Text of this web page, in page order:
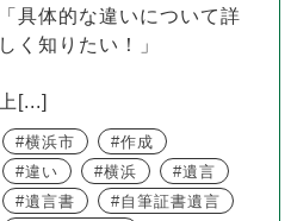
「具体的な違いについて詳
しく知りたい！」
上[...]
横浜市
作成
違い
横浜
遺言
遺言書
自筆証書遺言